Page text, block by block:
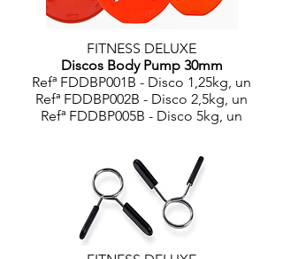
FITNESS DELUXE
Discos Body Pump 30mm
Refª FDDBP001B - Disco 1,25kg, un
Refª FDDBP002B - Disco 2,5kg, un
Refª FDDBP005B - Disco 5kg, un